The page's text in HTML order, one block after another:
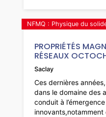
PROPRIÉTÉS
RÉSEAUX
NFMQ : Physique du
Saclay
Ces dernières
dans le domaine des
conduit à